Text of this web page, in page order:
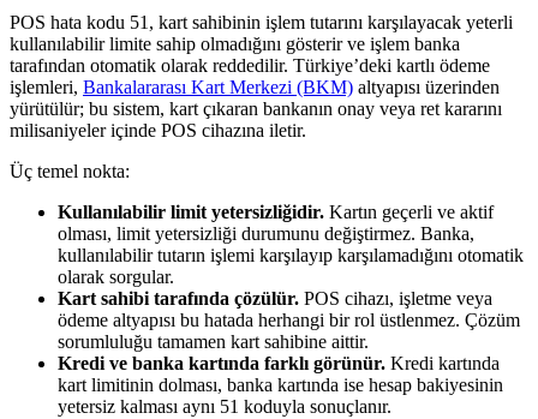
POS hata kodu 51, kart sahibinin işlem tutarını karşılayacak yeterli
kullanılabilir limite sahip olmadığını gösterir ve işlem banka
tarafından otomatik olarak reddedilir. Türkiye’deki kartlı ödeme
işlemleri, Bankalararası Kart Merkezi (BKM) altyapısı üzerinden
yürütülür; bu sistem, kart çıkaran bankanın onay veya ret kararını
milisaniyeler içinde POS cihazına iletir.
Üç temel nokta:
Kullanılabilir limit yetersizliğidir. Kartın geçerli ve aktif
olması, limit yetersizliği durumunu değiştirmez. Banka,
kullanılabilir tutarın işlemi karşılayıp karşılamadığını otomatik
olarak sorgular.
Kart sahibi tarafında çözülür. POS cihazı, işletme veya
ödeme altyapısı bu hatada herhangi bir rol üstlenmez. Çözüm
sorumluluğu tamamen kart sahibine aittir.
Kredi ve banka kartında farklı görünür. Kredi kartında
kart limitinin dolması, banka kartında ise hesap bakiyesinin
yetersiz kalması aynı 51 koduyla sonuçlanır.